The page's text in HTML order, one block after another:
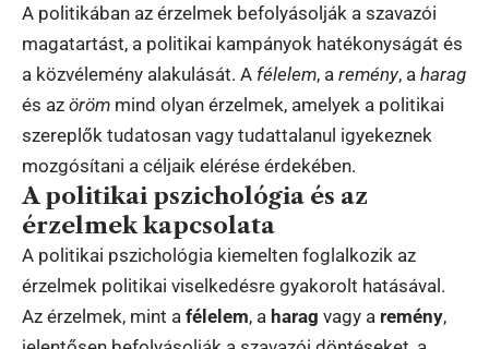
A politikában az érzelmek befolyásolják a szavazói
magatartást, a politikai kampányok hatékonyságát és
a közvélemény alakulását. A félelem, a remény, a harag
és az öröm mind olyan érzelmek, amelyek a politikai
szereplők tudatosan vagy tudattalanul igyekeznek
mozgósítani a céljaik elérése érdekében.
A politikai pszichológia és az
érzelmek kapcsolata
A politikai pszichológia kiemelten foglalkozik az
érzelmek politikai viselkedésre gyakorolt hatásával.
Az érzelmek, mint a félelem, a harag vagy a remény,